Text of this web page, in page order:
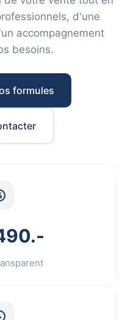
d'une
accompagnement
besoins.
formules